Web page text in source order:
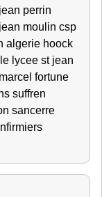
perrin
moulin csp
algerie hoock
lycee st jean
fortune
suffren
sancerre